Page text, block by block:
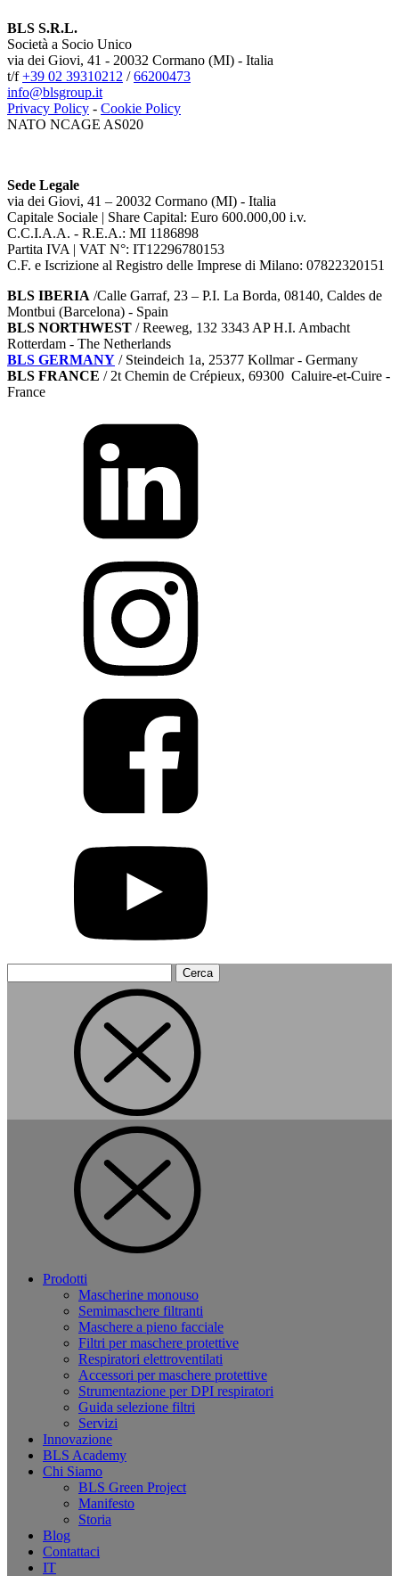
BLS S.R.L.
Società a Socio Unico
via dei Giovi, 41 - 20032 Cormano (MI) - Italia
t/f+39 02 39310212 /66200473
info@blsgroup.it
Privacy Policy - Cookie Policy
NATO NCAGE AS020
Sede Legale
via dei Giovi, 41 – 20032 Cormano (MI) - Italia
Capitale Sociale | Share Capital: Euro 600.000,00 i.v.
C.C.I.A.A. - R.E.A.: MI 1186898
Partita IVA | VAT N°: IT12296780153
C.F. e Iscrizione al Registro delle Imprese di Milano: 07822320151
BLS IBERIA /Calle Garraf, 23 – P.I. La Borda, 08140, Caldes de
Montbui (Barcelona) - Spain
BLS NORTHWEST / Reeweg, 132 3343 AP H.I. Ambacht
Rotterdam - The Netherlands
BLS GERMANY / Steindeich 1a, 25377 Kollmar- Germany
BLS FRANCE / 2t Chemin de Crépieux, 69300 Caluire-et-Cuire -
France
per:
Prodotti
Mascherine monouso
Semimaschere filtranti
Maschere a pieno facciale
Filtri per maschere protettive
Respiratori elettroventilati
Accessori per maschere protettive
Strumentazione per DPI respiratori
Guida selezione filtri
Servizi
Innovazione
BLS Academy
Chi Siamo
BLS Green Project
Manifesto
Storia
Blog
Contattaci
IT